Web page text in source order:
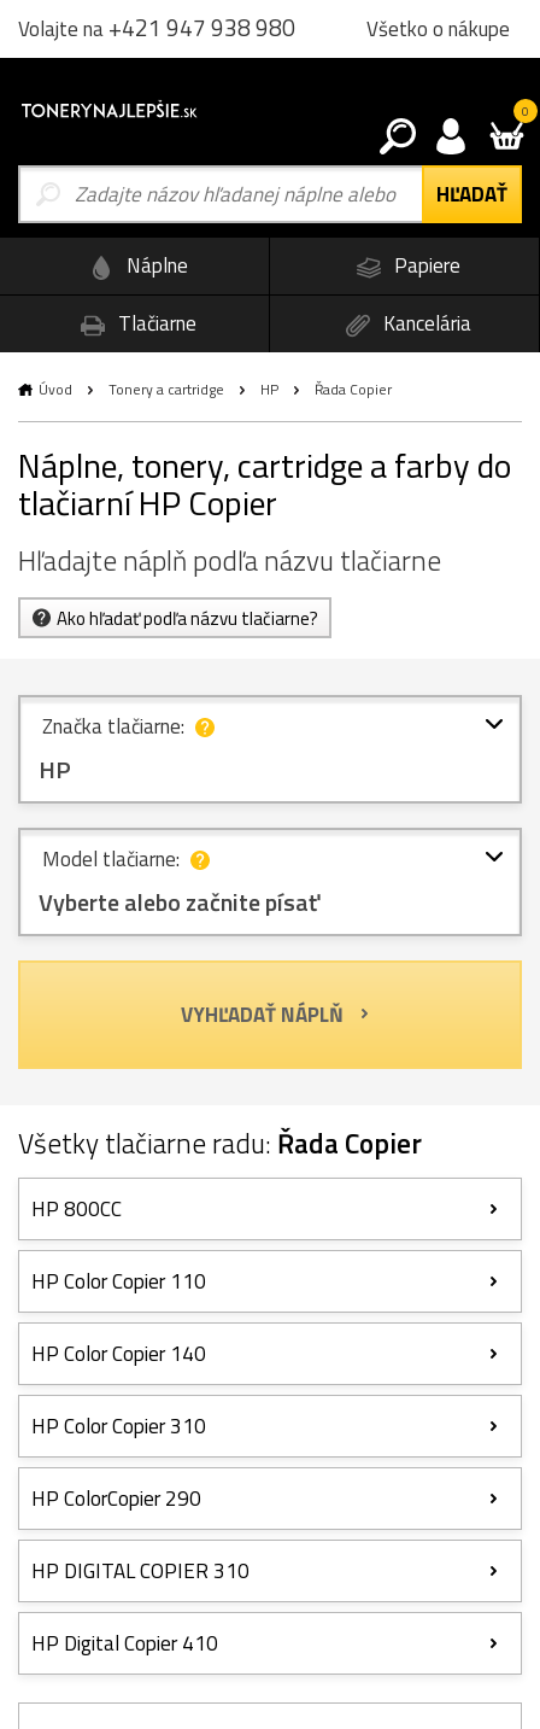
Volajte na+421 947 938 980 Všetko o nákupe
0
Náplne
Papiere
Tlačiarne
Kancelária
Úvod Tonery a cartridge HP Řada Copier
Náplne, tonery, cartridge a farby do
tlačiarní HP Copier
Hľadajte náplň podľa názvu tlačiarne
Ako hľadať podľa názvu tlačiarne?
Značka tlačiarne:
HP
Model tlačiarne:
Vyberte alebo začnite písať
VYHĽADAŤ NÁPLŇ
Všetky tlačiarne radu: Řada Copier
HP 800CC
HP Color Copier 110
HP Color Copier 140
HP Color Copier 310
HP ColorCopier 290
HP DIGITAL COPIER 310
HP Digital Copier 410